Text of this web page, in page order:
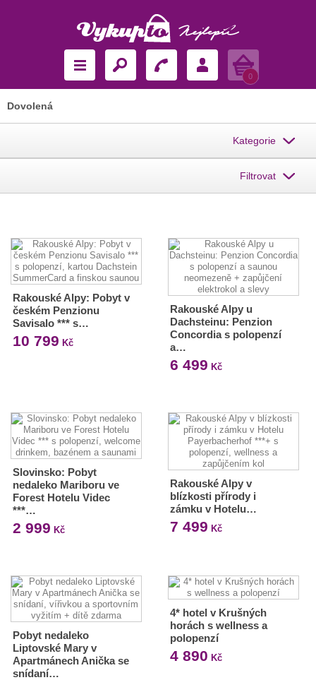
Košík
0
Dovolená
Kategorie
Filtrovat
Rakouské Alpy: Pobyt v
českém Penzionu
Savisalo *** s…
10 799 Kč
Rakouské Alpy u
Dachsteinu: Penzion
Concordia s polopenzí
a…
6 499 Kč
Slovinsko: Pobyt
nedaleko Mariboru ve
Forest Hotelu Videc
***…
2 999 Kč
Rakouské Alpy v
blízkosti přírody i
zámku v Hotelu…
7 499 Kč
Pobyt nedaleko
Liptovské Mary v
Apartmánech Anička se
snídaní…
4* hotel v Krušných
horách s wellness a
polopenzí
4 890 Kč